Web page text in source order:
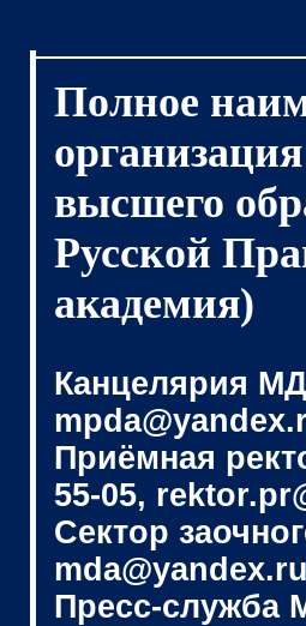
Полное
высшего
Русской
академия)
Канцелярия
Приёмная
55-05,
Сектор
mda@yandex.ru
Пресс-служба